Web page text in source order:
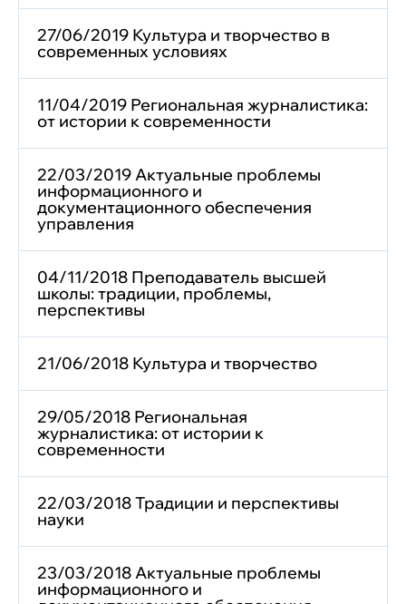
27/06/2019 Культура и творчество в
современных условиях
11/04/2019 Региональная журналистика:
от истории к современности
22/03/2019 Актуальные проблемы
информационного и
документационного обеспечения
управления
04/11/2018 Преподаватель высшей
школы: традиции, проблемы,
перспективы
21/06/2018 Культура и творчество
29/05/2018 Региональная
журналистика: от истории к
современности
22/03/2018 Традиции и перспективы
науки
23/03/2018 Актуальные проблемы
информационного и